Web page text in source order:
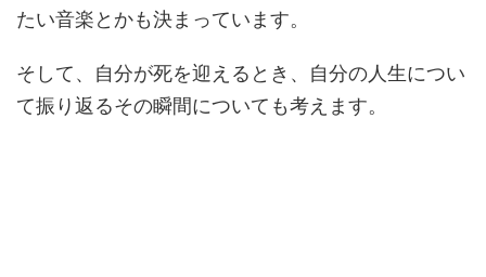
たい音楽とかも決まっています。
そして、自分が死を迎えるとき、自分の人生につい
て振り返るその瞬間についても考えます。